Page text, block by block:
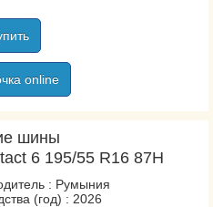
online
шины
6 195/55 R16 87H
: Румыния
(год) : 2026